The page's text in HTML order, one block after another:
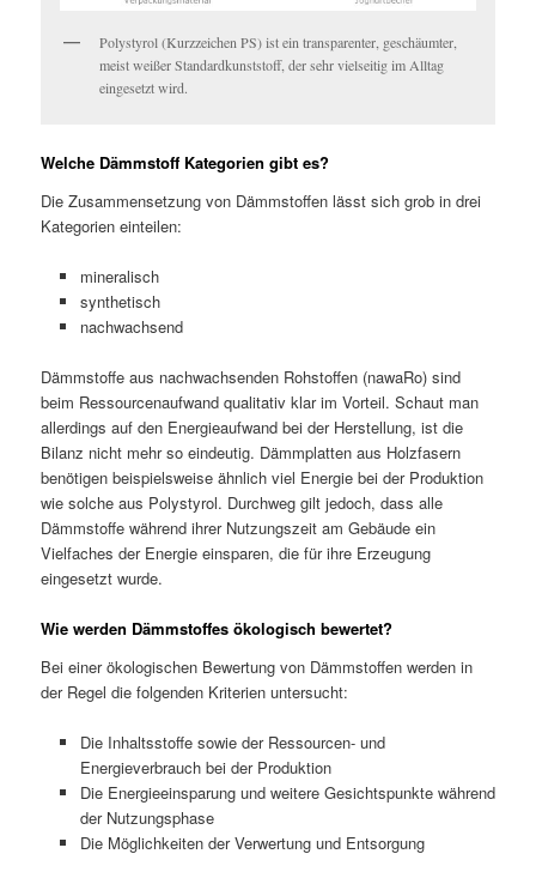
Polystyrol (Kurzzeichen PS) ist ein transparenter, geschäumter,
meist weißer Standardkunststoff, der sehr vielseitig im Alltag
eingesetzt wird.
Welche Dämmstoff Kategorien gibt es?
Die Zusammensetzung von Dämmstoffen lässt sich grob in drei
Kategorien einteilen:
mineralisch
synthetisch
nachwachsend
Dämmstoffe aus nachwachsenden Rohstoffen (nawaRo) sind
beim Ressourcenaufwand qualitativ klar im Vorteil. Schaut man
allerdings auf den Energieaufwand bei der Herstellung, ist die
Bilanz nicht mehr so eindeutig. Dämmplatten aus Holzfasern
benötigen beispielsweise ähnlich viel Energie bei der Produktion
wie solche aus Polystyrol. Durchweg gilt jedoch, dass alle
Dämmstoffe während ihrer Nutzungszeit am Gebäude ein
Vielfaches der Energie einsparen, die für ihre Erzeugung
eingesetzt wurde.
Wie werden Dämmstoffes ökologisch bewertet?
Bei einer ökologischen Bewertung von Dämmstoffen werden in
der Regel die folgenden Kriterien untersucht:
Die Inhaltsstoffe sowie der Ressourcen- und
Energieverbrauch bei der Produktion
Die Energieeinsparung und weitere Gesichtspunkte während
der Nutzungsphase
Die Möglichkeiten der Verwertung und Entsorgung